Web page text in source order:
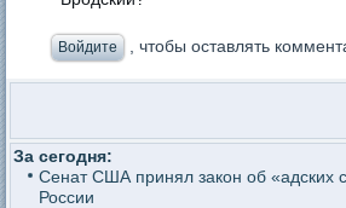
Войдите , чтобы оставлять
За сегодня:
Сенат США принял закон об «адских
России